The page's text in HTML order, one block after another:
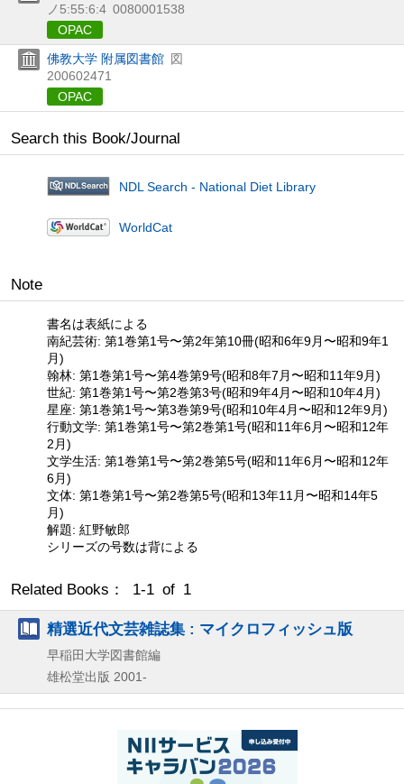
ノ5:55:6:4 0080001538
OPAC
佛教大学 附属図書館 図
200602471
OPAC
Search this Book/Journal
NDL Search - National Diet Library
WorldCat
Note
書名は表紙による
南紀芸術: 第1巻第1号〜第2年第10冊(昭和6年9月〜昭和9年1
月)
翰林: 第1巻第1号〜第4巻第9号(昭和8年7月〜昭和11年9月)
世紀: 第1巻第1号〜第2巻第3号(昭和9年4月〜昭和10年4月)
星座: 第1巻第1号〜第3巻第9号(昭和10年4月〜昭和12年9月)
行動文学: 第1巻第1号〜第2巻第1号(昭和11年6月〜昭和12年
2月)
文学生活: 第1巻第1号〜第2巻第5号(昭和11年6月〜昭和12年
6月)
文体: 第1巻第1号〜第2巻第5号(昭和13年11月〜昭和14年5
月)
解題: 紅野敏郎
シリーズの号数は背による
Related Books： 1-1 of 1
精選近代文芸雑誌集 : マイクロフィッシュ版
早稲田大学図書館編
雄松堂出版 2001-